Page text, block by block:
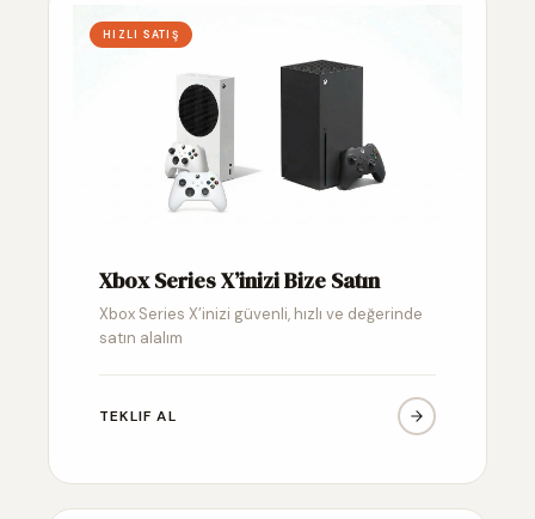
HIZLI SATIŞ
Xbox Series X’inizi Bize Satın
Xbox Series X’inizi güvenli, hızlı ve değerinde
satın alalım
TEKLIF AL